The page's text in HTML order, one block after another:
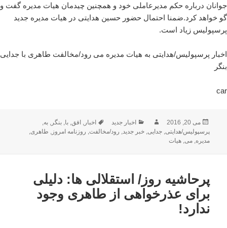
جوانان درباره حکم مدیرعاملی خود و همچنین چیدمان هیات مدیره گفت و
گو خواهد کرد.ضمنا احتمال حضور حسین هدایتی در هیات مدیره جدید
پرسپولیس زیاد است.
اخبار پرسپولیس/هدایتی به هیات مدیره می رود/مخالفت طاهری با جدایی
بنگر
car
ارسال
شده
در
می 20, 2016 نویسندهدسته‌ها
اخبار جدید برچسب‌ها
اخبار, افق,با,بنگر,به,
پرسپولیس/هدایتی,جدایی,خبر جدید, رود/مخالفت, روزنامه امروز, طاهری,
مدیره,می,هیات
پرحاشیه روز/ استقلالی ها: دلیلی
برای عذرخواهی از طاهری وجود
ندارد!